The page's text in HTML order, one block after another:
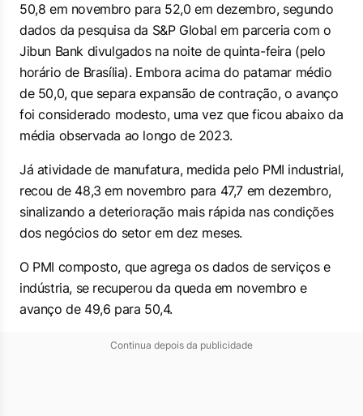
50,8 em novembro para 52,0 em dezembro, segundo
dados da pesquisa da S&P Global em parceria com o
Jibun Bank divulgados na noite de quinta-feira (pelo
horário de Brasília). Embora acima do patamar médio
de 50,0, que separa expansão de contração, o avanço
foi considerado modesto, uma vez que ficou abaixo da
média observada ao longo de 2023.
Já atividade de manufatura, medida pelo PMI industrial,
recou de 48,3 em novembro para 47,7 em dezembro,
sinalizando a deterioração mais rápida nas condições
dos negócios do setor em dez meses.
O PMI composto, que agrega os dados de serviços e
indústria, se recuperou da queda em novembro e
avanço de 49,6 para 50,4.
Continua depois da publicidade